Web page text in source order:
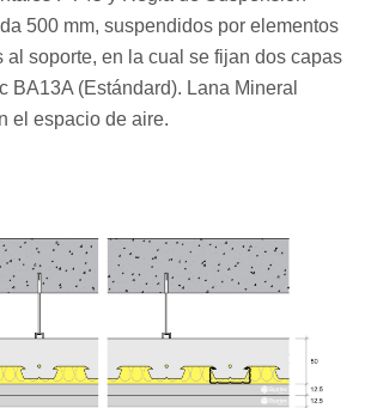
500 mm, suspendidos por elementos
al soporte, en la cual se fijan dos capas
BA13A (Estándard). Lana Mineral
el espacio de aire.